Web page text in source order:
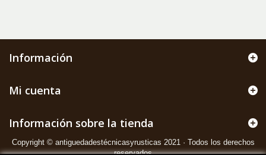
Información
Mi cuenta
Información sobre la tienda
Copyright © antiguedadestécnicasyrusticas 2021 · Todos los derechos
reservados